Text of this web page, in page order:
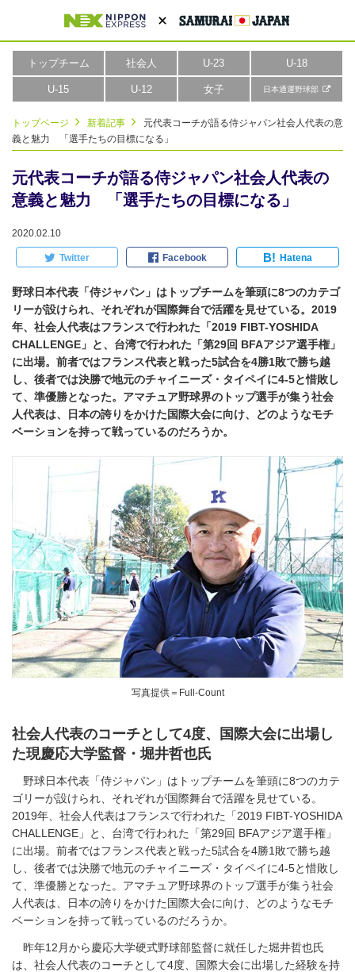
トップチーム 社会人 U-23 U-18
U-15 U-12 女子 日本通運野球部
トップページ 新着記事
元代表コーチが語る侍ジャパン社会人代表の意
義と魅力 「選手たちの目標になる」
元代表コーチが語る侍ジャパン社会人代表の
意義と魅力 「選手たちの目標になる」
2020.02.10
Twitter Facebook B! Hatena
野球日本代表「侍ジャパン」はトップチームを筆頭に8つのカテゴ
リーが設けられ、それぞれが国際舞台で活躍を見せている。2019
年、社会人代表はフランスで行われた「2019 FIBT-YOSHIDA
CHALLENGE」と、台湾で行われた「第29回 BFAアジア選手権」
に出場。前者ではフランス代表と戦った5試合を4勝1敗で勝ち越
し、後者では決勝で地元のチャイニーズ・タイペイに4-5と惜敗し
て、準優勝となった。アマチュア野球界のトップ選手が集う社会
人代表は、日本の誇りをかけた国際大会に向け、どのようなモチ
ベーションを持って戦っているのだろうか。
写真提供＝Full-Count
社会人代表のコーチとして4度、国際大会に出場し
た現慶応大学監督・堀井哲也氏
野球日本代表「侍ジャパン」はトップチームを筆頭に8つのカテ
ゴリーが設けられ、それぞれが国際舞台で活躍を見せている。
2019年、社会人代表はフランスで行われた「2019 FIBT-YOSHIDA
CHALLENGE」と、台湾で行われた「第29回 BFAアジア選手権」
に出場。前者ではフランス代表と戦った5試合を4勝1敗で勝ち越
し、後者では決勝で地元のチャイニーズ・タイペイに4-5と惜敗し
て、準優勝となった。アマチュア野球界のトップ選手が集う社会
人代表は、日本の誇りをかけた国際大会に向け、どのようなモチ
ベーションを持って戦っているのだろうか。
昨年12月から慶応大学硬式野球部監督に就任した堀井哲也氏
は、社会人代表のコーチとして4度、国際大会に出場した経験を持